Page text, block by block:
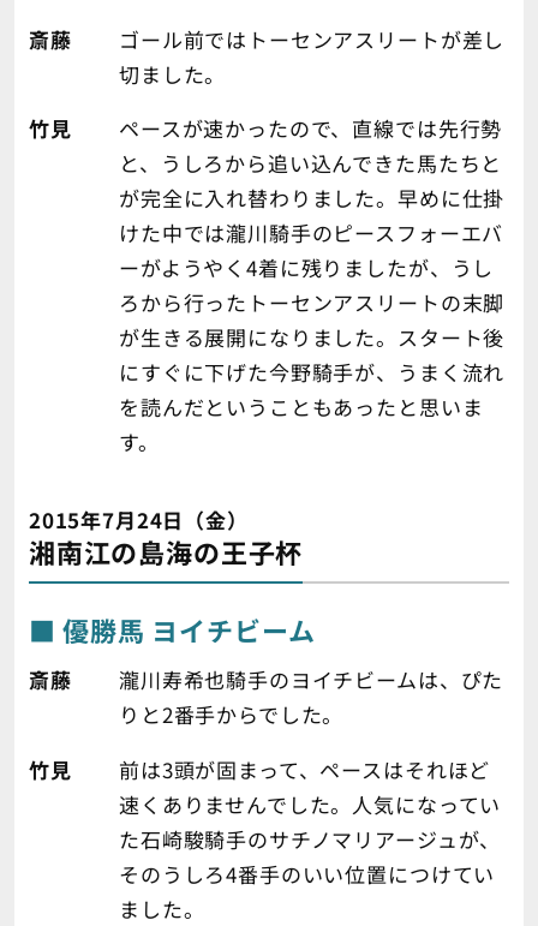
斎藤
ゴール前ではトーセンアスリートが差し
切ました。
竹見
ペースが速かったので、直線では先行勢
と、うしろから追い込んできた馬たちと
が完全に入れ替わりました。早めに仕掛
けた中では瀧川騎手のピースフォーエバ
ーがようやく4着に残りましたが、うし
ろから行ったトーセンアスリートの末脚
が生きる展開になりました。スタート後
にすぐに下げた今野騎手が、うまく流れ
を読んだということもあったと思いま
す。
2015年7月24日（金）
湘南江の島海の王子杯
優勝馬 ヨイチビーム
斎藤
瀧川寿希也騎手のヨイチビームは、ぴた
りと2番手からでした。
竹見
前は3頭が固まって、ペースはそれほど
速くありませんでした。人気になってい
た石崎駿騎手のサチノマリアージュが、
そのうしろ4番手のいい位置につけてい
ました。